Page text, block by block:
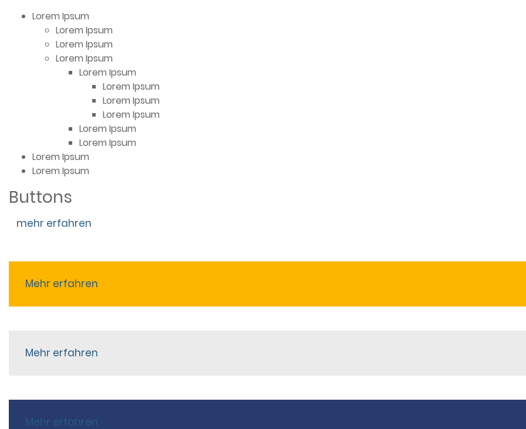
Lorem Ipsum
Lorem Ipsum
Lorem Ipsum
Lorem Ipsum
Lorem Ipsum
Lorem Ipsum
Lorem Ipsum
Lorem Ipsum
Lorem Ipsum
Lorem Ipsum
Lorem Ipsum
Lorem Ipsum
Buttons
mehr erfahren
Mehr erfahren
Mehr erfahren
Mehr erfahren